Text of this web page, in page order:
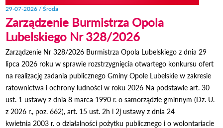
29-07-2026 / Środa
Zarządzenie Burmistrza Opola
Lubelskiego Nr 328/2026
Zarządzenie Nr 328/2026 Burmistrza Opola Lubelskiego z dnia 29
lipca 2026 roku w sprawie rozstrzygnięcia otwartego konkursu ofert
na realizację zadania publicznego Gminy Opole Lubelskie w zakresie
ratownictwa i ochrony ludności w roku 2026 Na podstawie art. 30
ust. 1 ustawy z dnia 8 marca 1990 r. o samorządzie gminnym (Dz. U.
z 2026 r., poz. 662), art. 15 ust. 2h i 2j ustawy z dnia 24
kwietnia 2003 r. o działalności pożytku publicznego i o wolontariacie